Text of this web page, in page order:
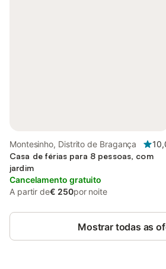
Montesinho, Distrito de Bragança
Casa de férias para 8 pessoas, com
jardim
Cancelamento gratuito
A partir de€ 250por noite
Mostrar todas as